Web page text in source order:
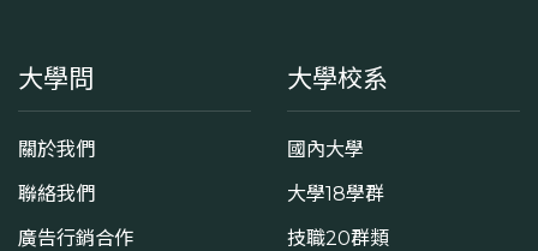
大學問
關於我們
聯絡我們
廣告行銷合作
大學校系
國內大學
大學18學群
技職20群類